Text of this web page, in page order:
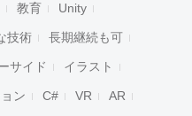
教育 Unity
技術 長期継続も可
サイド イラスト
ン C# VR AR